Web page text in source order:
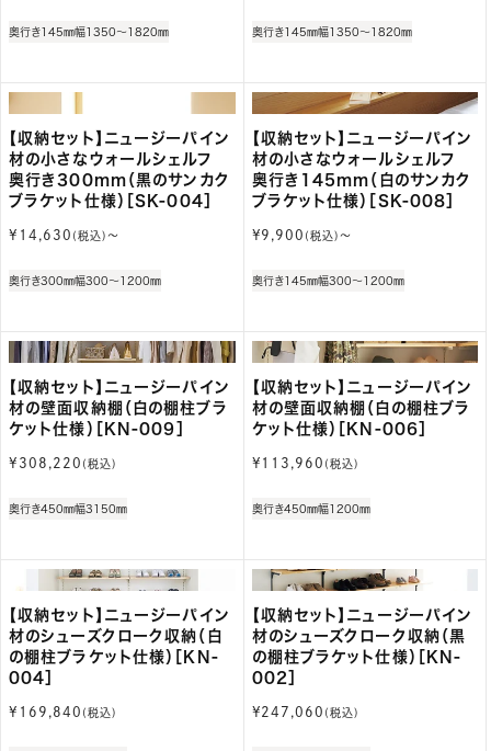
格
奥行き145㎜幅1350～1820㎜
格
奥行き145㎜幅1350～1820㎜
【収納セット】ニュージーパイン
材の小さなウォールシェルフ
奥行き300mm（黒のサンカク
ブラケット仕様）［SK-004］
通
格
¥14,630 (税込)〜
奥行き300㎜幅300～1200㎜
【収納セット】ニュージーパイン
材の小さなウォールシェルフ
奥行き145mm（白のサンカク
ブラケット仕様）［SK-008］
通
格
¥9,900 (税込)〜
奥行き145㎜幅300～1200㎜
【収納セット】ニュージーパイン
材の壁面収納棚（白の棚柱ブラ
ケット仕様）［KN-009］
通
格
¥308,220 (税込)
奥行き450㎜幅3150㎜
【収納セット】ニュージーパイン
材の壁面収納棚（白の棚柱ブラ
ケット仕様）［KN-006］
通
格
¥113,960 (税込)
奥行き450㎜幅1200㎜
【収納セット】ニュージーパイン
材のシューズクローク収納（白
の棚柱ブラケット仕様）［KN-
004］
通
¥169,840 (税込)
【収納セット】ニュージーパイン
材のシューズクローク収納（黒
の棚柱ブラケット仕様）［KN-
002］
通
¥247,060 (税込)